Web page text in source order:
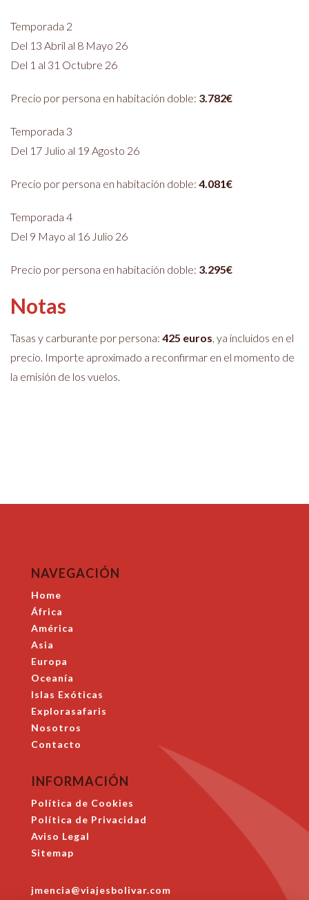
Temporada 2
Del 13 Abril al 8 Mayo 26
Del 1 al 31 Octubre 26
Precio por persona en habitación doble: 3.782€
Temporada 3
Del 17 Julio al 19 Agosto 26
Precio por persona en habitación doble: 4.081€
Temporada 4
Del 9 Mayo al 16 Julio 26
Precio por persona en habitación doble: 3.295€
Notas
Tasas y carburante por persona: 425 euros, ya incluidos en el
precio. Importe aproximado a reconfirmar en el momento de
la emisión de los vuelos.
NAVEGACIÓN
Home
África
América
Asia
Europa
Oceanía
Islas Exóticas
Explorasafaris
Nosotros
Contacto
INFORMACIÓN
Política de Cookies
Política de Privacidad
Aviso Legal
Sitemap
jmencia@viajesbolivar.com